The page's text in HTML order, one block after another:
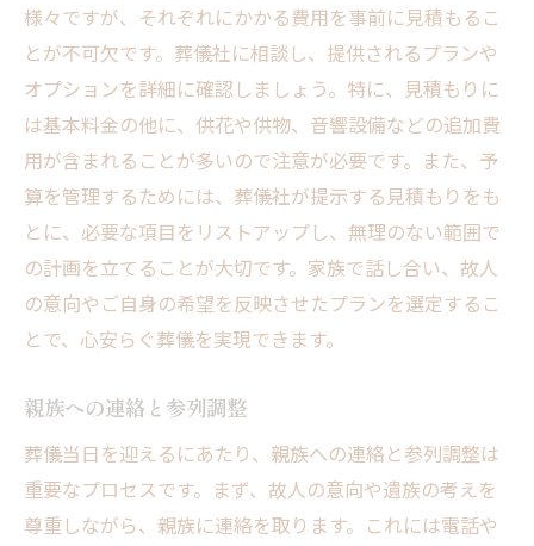
様々ですが、それぞれにかかる費用を事前に見積もるこ
とが不可欠です。葬儀社に相談し、提供されるプランや
オプションを詳細に確認しましょう。特に、見積もりに
は基本料金の他に、供花や供物、音響設備などの追加費
用が含まれることが多いので注意が必要です。また、予
算を管理するためには、葬儀社が提示する見積もりをも
とに、必要な項目をリストアップし、無理のない範囲で
の計画を立てることが大切です。家族で話し合い、故人
の意向やご自身の希望を反映させたプランを選定するこ
とで、心安らぐ葬儀を実現できます。
親族への連絡と参列調整
葬儀当日を迎えるにあたり、親族への連絡と参列調整は
重要なプロセスです。まず、故人の意向や遺族の考えを
尊重しながら、親族に連絡を取ります。これには電話や